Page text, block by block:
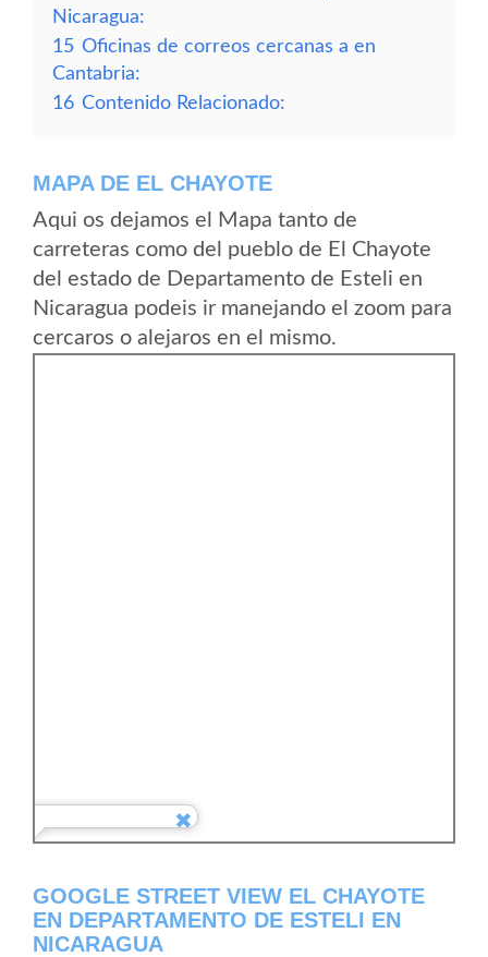
Nicaragua:
15 Oficinas de correos cercanas a en
Cantabria:
16 Contenido Relacionado:
MAPA DE EL CHAYOTE
Aqui os dejamos el Mapa tanto de
carreteras como del pueblo de El Chayote
del estado de Departamento de Esteli en
Nicaragua podeis ir manejando el zoom para
cercaros o alejaros en el mismo.
GOOGLE STREET VIEW EL CHAYOTE
EN DEPARTAMENTO DE ESTELI EN
NICARAGUA